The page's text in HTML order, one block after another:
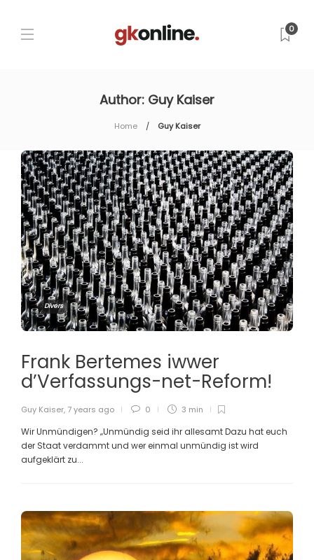
0
Author: Guy Kaiser
Home Guy Kaiser
Divers
Frank Bertemes iwwer
d’Verfassungs-net-Reform!
Guy Kaiser, 7 years ago 0 3 min
Wir Unmündigen? „Unmündig seid ihr allesamt Dazu hat euch
der Staat verdammt und wer einmal unmündig ist wird
aufgeklärt zu...